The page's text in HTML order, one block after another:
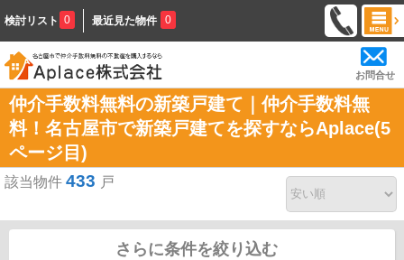
検討リスト 0 最近見た物件 0
お問合せ
仲介手数料無料の新築戸建て｜仲介手数料無
料！名古屋市で新築戸建てを探すならAplace(5
ページ目)
該当物件 433 戸
さらに条件を絞り込む